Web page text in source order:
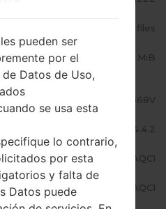
4 files
632.4 MiB
Samsung SM-G3568V
Android KitKat 4.4.2
G3568VZMS0AQC1
G3568VCHM0AQC1
pueden ser
por el
Datos de Uso,
se usa esta
lo contrario,
por esta
y falta de
Datos puede